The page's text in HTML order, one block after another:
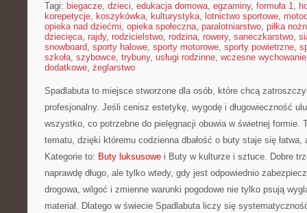
Tagi: biegacze, dzieci, edukacja domowa, egzaminy, formuła 1,
korepetycje, koszykówka, kulturystyka, lotnictwo sportowe,
opieka nad dziećmi, opieka społeczna, paralotniarstwo, piłka
dziecięca, rajdy, rodzicielstwo, rodzina, rowery, saneczkarstwo,
snowboard, sporty halowe, sporty motorowe, sporty powietrzne,
szkoła, szybowce, trybuny, usługi rodzinne, wczesne wychowanie
dodatkowe, żeglarstwo
Spadlabuta to miejsce stworzone dla osób, które chcą
profesjonalny. Jeśli cenisz estetykę, wygodę i długowieczność
wszystko, co potrzebne do pielęgnacji obuwia w świetnej formie.
tematu, dzięki któremu codzienna dbałość o buty staje się
Kategorie to: Buty luksusowe i Buty w kulturze i sztuce. Dobre
naprawdę długo, ale tylko wtedy, gdy jest odpowiednio
drogowa, wilgoć i zmienne warunki pogodowe nie tylko psują
materiał. Dlatego w świecie Spadlabuta liczy się